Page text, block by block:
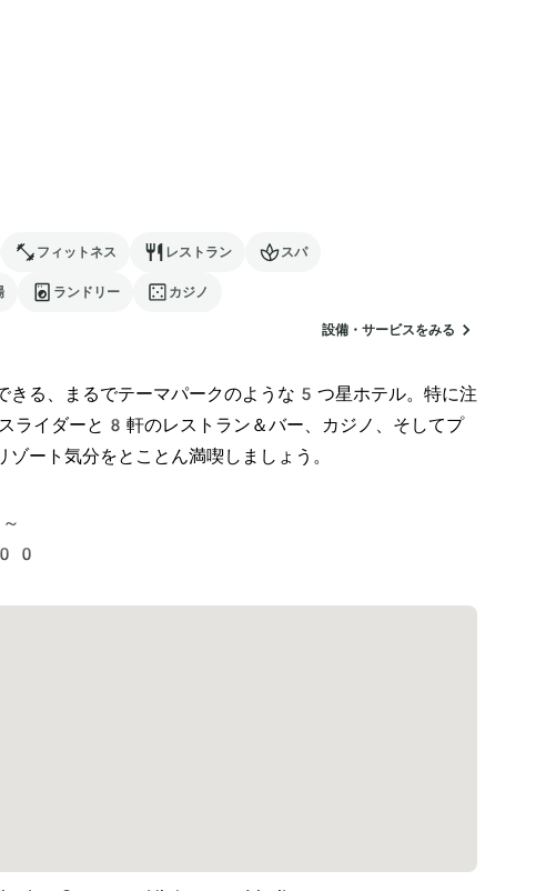
フィットネス レストラン スパ
ランドリー カジノ
設備・サービスをみる
きる、まるでテーマパークのような5つ星ホテル。特に注
ライダーと8軒のレストラン＆バー、カジノ、そしてプ
ート気分をとことん満喫しましょう。